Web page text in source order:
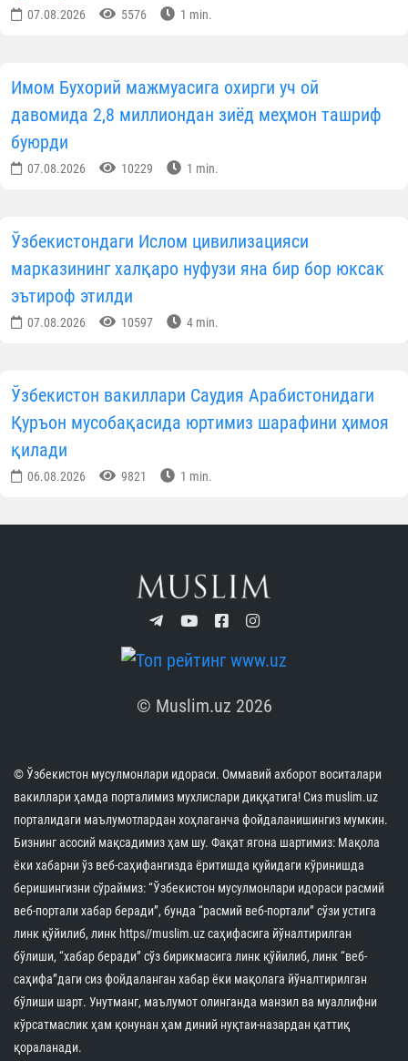
07.08.2026 5473 1 min.
Тўрткўлда ободонлаштириш ва меҳр-саховат
Навоийда ёш диний соҳа ходимлари билан
мулоқот ўтказилди
Хоразмда диний таълим муассасаларига кириш
имтиҳонлари бошланди
07.08.2026 5895 1 min.
5576 1 min.
Имом Бухорий мажмуасига охирги уч ой
давомида 2,8 миллиондан зиёд меҳмон ташриф
Ўзбекистондаги Ислом цивилизацияси
марказининг халқаро нуфузи яна бир бор юксак
эътироф этилди
07.08.2026 10597 4 min.
Ўзбекистон вакиллари Саудия Арабистонидаги
Қуръон мусобақасида юртимиз шарафини ҳимоя
қилади